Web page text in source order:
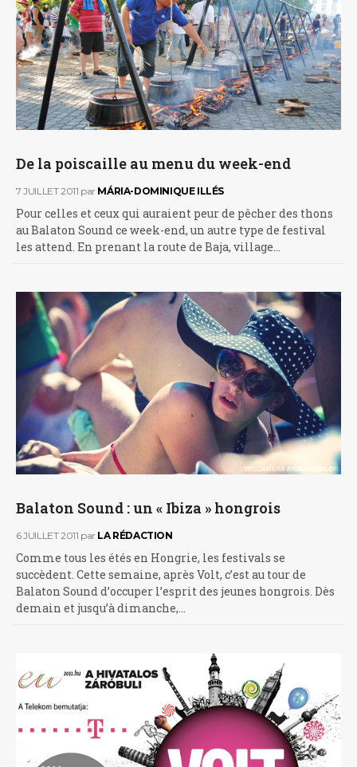
De la poiscaille au menu du week-end
7 JUILLET 2011 par MÁRIA-DOMINIQUE ILLÉS
Pour celles et ceux qui auraient peur de pêcher des thons
au Balaton Sound ce week-end, un autre type de festival
les attend. En prenant la route de Baja, village…
Balaton Sound : un « Ibiza » hongrois
6 JUILLET 2011 par LA RÉDACTION
Comme tous les étés en Hongrie, les festivals se
succèdent. Cette semaine, après Volt, c’est au tour de
Balaton Sound d’occuper l’esprit des jeunes hongrois. Dès
demain et jusqu’à dimanche,…